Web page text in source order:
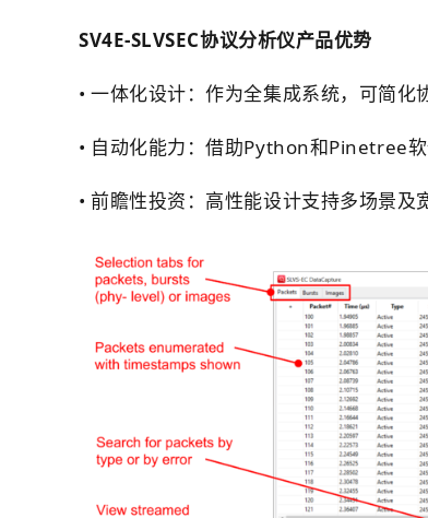
SV4E-SLVSEC协议分析仪产品优势
• 一体化设计：作为全集成系统，可简化
• 自动化能力：借助Python和Pinetree
• 前瞻性投资：高性能设计支持多场景及